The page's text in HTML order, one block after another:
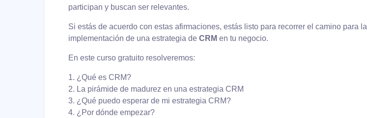
participan y buscan ser relevantes.
Si estás de acuerdo con estas afirmaciones, estás listo para recorrer el camino para la
implementación de una estrategia de CRM en tu negocio.
En este curso gratuito resolveremos:
1. ¿Qué es CRM?
2. La pirámide de madurez en una estrategia CRM
3. ¿Qué puedo esperar de mi estrategia CRM?
4. ¿Por dónde empezar?